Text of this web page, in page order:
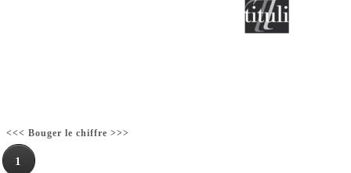
<<< Bouger le chiffre >>>
1